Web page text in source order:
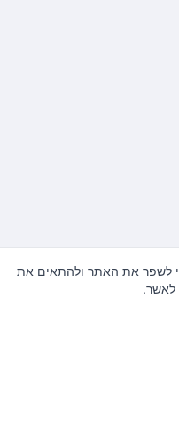
לשפר את האתר ולהתאים את
לאשר.